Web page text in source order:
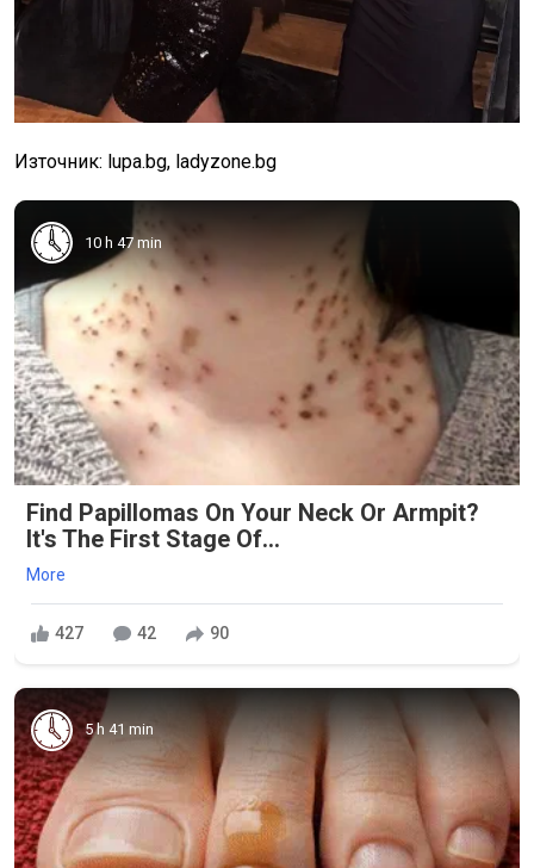
Източник: lupa.bg, ladyzone.bg
10 h 47 min
Find Papillomas On Your Neck Or Armpit?
It's The First Stage Of...
More
427 42 90
5 h 41 min